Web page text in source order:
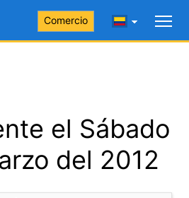
Comercio
el Sábado
del 2012